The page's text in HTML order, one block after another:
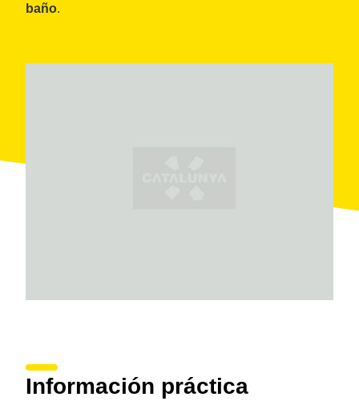
baño.
Información práctica